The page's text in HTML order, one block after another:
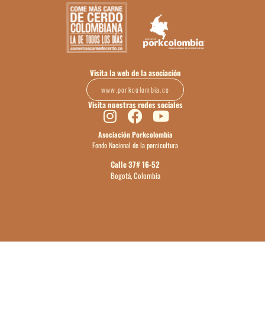
Visita la web de la asociación
www.porkcolombia.co
Visita nuestras redes sociales
Asociación Porkcolombia
Fondo Nacional de la porcicultura
Calle 37# 16-52
Bogotá, Colombia